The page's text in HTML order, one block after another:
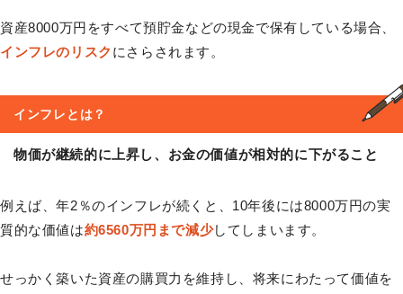
資産8000万円をすべて預貯金などの現金で保有している場合、
インフレのリスク にさらされます。
インフレ とは？
物価が継続的に上昇し、お金の価値が相対的に下がること
例えば、年2％のインフレが続くと、10年後には8000万円の実
質的な価値は約6560万円まで減少してしまいます。
せっかく築いた資産の購買力を維持し、将来にわたって価値を